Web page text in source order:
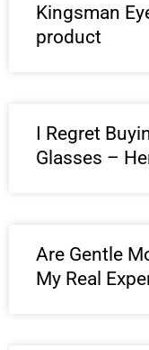
Kingsman
product
I Regret
Glasses –
Are Gentle
My Real